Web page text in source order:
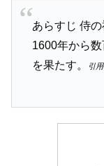
あらすじ 侍
1600年から
を果たす。
引